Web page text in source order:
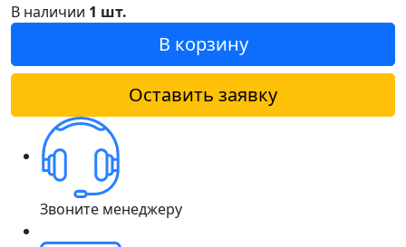
В наличии 1 шт.
В корзину
Оставить заявку
Звоните менеджеру